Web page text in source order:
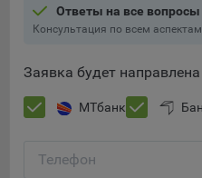
передаются третьим лицам,
время пользования сайтом;
Остальные - не более года.
Отключение аналитических
определять предпочтения
меры по совершенствованию
Ответы на все вопросы
Консультация по всем
Заявка будет
МТбанк
Телефон